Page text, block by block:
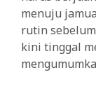
menuju
rutin
kini tinggal